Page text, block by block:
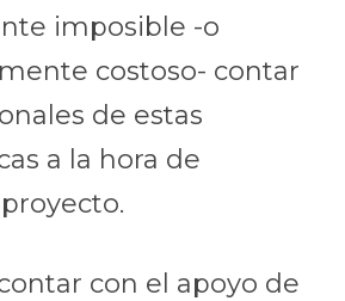
imposible -o
costoso- contar
de estas
a la hora de
con el apoyo de